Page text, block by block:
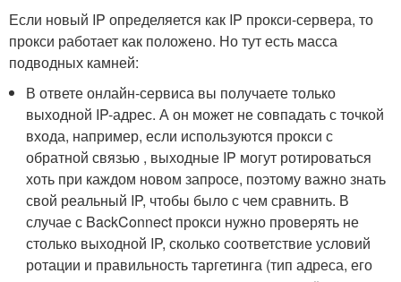
Если новый IP определяется как IP прокси-сервера, то
прокси работает как положено. Но тут есть масса
подводных камней:
В ответе онлайн-сервиса вы получаете только
выходной IP-адрес. А он может не совпадать с точкой
входа, например, если используются прокси с
обратной связью , выходные IP могут ротироваться
хоть при каждом новом запросе, поэтому важно знать
свой реальный IP, чтобы было с чем сравнить. В
случае с BackConnect прокси нужно проверять не
столько выходной IP, сколько соответствие условий
ротации и правильность таргетинга (тип адреса, его